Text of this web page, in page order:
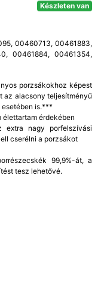
Készleten van
00460713, 00461883,
00461884, 00461354,
porzsákokhoz képest
az alacsony teljesítményű
esetében is.***
élettartam érdekében
extra nagy porfelszívási
cserélni a porzsákot
99,9%-át, a
tesz lehetővé.